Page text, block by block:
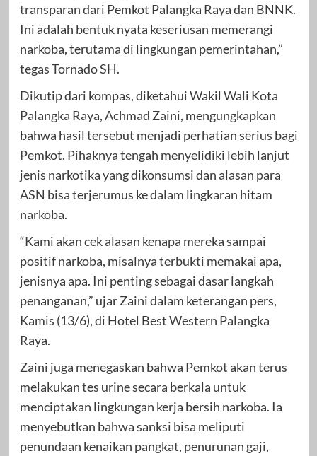
transparan dari Pemkot Palangka Raya dan BNNK.
Ini adalah bentuk nyata keseriusan memerangi
narkoba, terutama di lingkungan pemerintahan,”
tegas Tornado SH.
Dikutip dari kompas, diketahui Wakil Wali Kota
Palangka Raya, Achmad Zaini, mengungkapkan
bahwa hasil tersebut menjadi perhatian serius bagi
Pemkot. Pihaknya tengah menyelidiki lebih lanjut
jenis narkotika yang dikonsumsi dan alasan para
ASN bisa terjerumus ke dalam lingkaran hitam
narkoba.
“Kami akan cek alasan kenapa mereka sampai
positif narkoba, misalnya terbukti memakai apa,
jenisnya apa. Ini penting sebagai dasar langkah
penanganan,” ujar Zaini dalam keterangan pers,
Kamis (13/6), di Hotel Best Western Palangka
Raya.
Zaini juga menegaskan bahwa Pemkot akan terus
melakukan tes urine secara berkala untuk
menciptakan lingkungan kerja bersih narkoba. Ia
menyebutkan bahwa sanksi bisa meliputi
penundaan kenaikan pangkat, penurunan gaji,